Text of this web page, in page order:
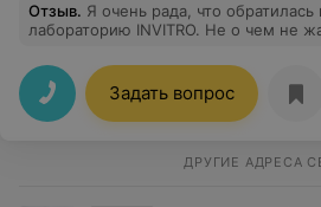
Отзыв. Я очень рада, что
лабораторию INVITRO. Не о чем не жалею, сотрудники
улыбаются при встрече. К
отчеству только Валентину
прощение, но безумно благодарна
сотрудникам лаборатории. Анализов
очереди и не факт, что результаты
Задать вопрос
ДРУГИЕ АДРЕСА